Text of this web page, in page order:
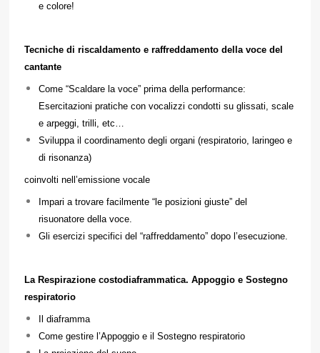
e colore!
Tecniche di riscaldamento e raffreddamento della voce del
cantante
Come “Scaldare la voce” prima della performance:
Esercitazioni pratiche con vocalizzi condotti su glissati, scale
e arpeggi, trilli, etc…
Sviluppa il coordinamento degli organi (respiratorio, laringeo e
di risonanza)
coinvolti nell’emissione vocale
Impari a trovare facilmente “le posizioni giuste” del
risuonatore della voce.
Gli esercizi specifici del “raffreddamento” dopo l’esecuzione.
La Respirazione costodiaframmatica. Appoggio e Sostegno
respiratorio
Il diaframma
Come gestire l’Appoggio e il Sostegno respiratorio